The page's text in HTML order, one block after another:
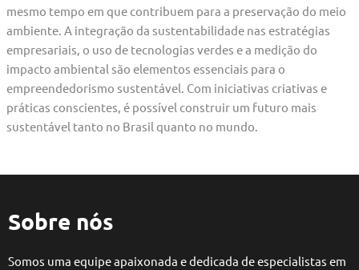
mesmo tempo em que contribuem para a preservação do meio
ambiente. A integração da sustentabilidade nas estratégias
empresariais, o uso de tecnologias verdes e a medição do
impacto ambiental são elementos essenciais para o
empreendedorismo sustentável. Com iniciativas criativas e
práticas conscientes, é possível construir um futuro mais
sustentável tanto no Brasil quanto no mundo.
Sobre nós
Somos uma equipe apaixonada e dedicada de especialistas em